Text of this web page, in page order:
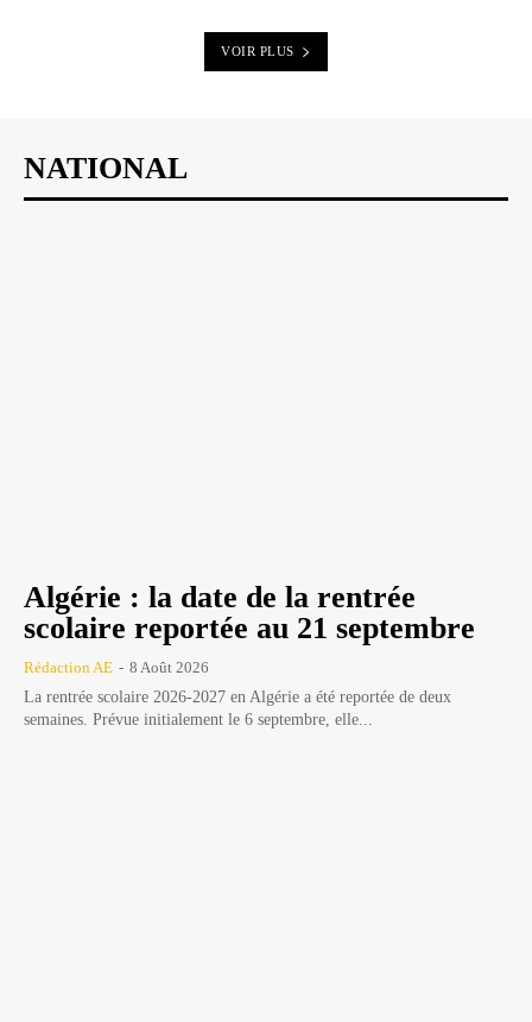
VOIR PLUS
NATIONAL
Algérie : la date de la rentrée
scolaire reportée au 21 septembre
Rédaction AE - 8 Août 2026
La rentrée scolaire 2026-2027 en Algérie a été reportée de deux
semaines. Prévue initialement le 6 septembre, elle...